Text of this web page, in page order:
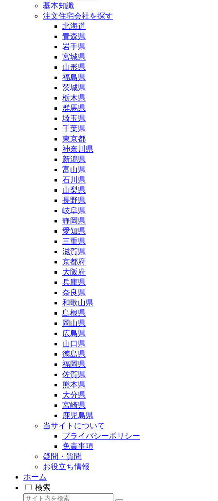
基本知識
注文住宅会社を探す
北海道
青森県
岩手県
宮城県
山形県
福島県
茨城県
栃木県
群馬県
埼玉県
千葉県
東京都
神奈川県
新潟県
富山県
石川県
山梨県
長野県
岐阜県
静岡県
愛知県
三重県
滋賀県
京都府
大阪府
兵庫県
奈良県
和歌山県
島根県
岡山県
広島県
山口県
徳島県
福岡県
佐賀県
熊本県
大分県
宮崎県
鹿児島県
当サイトについて
プライバシーポリシー
免責事項
疑問・質問
お役立ち情報
ホーム
検索